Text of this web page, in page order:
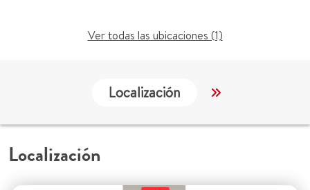
Ver todas las ubicaciones (1)
Localización Servicios
Localización